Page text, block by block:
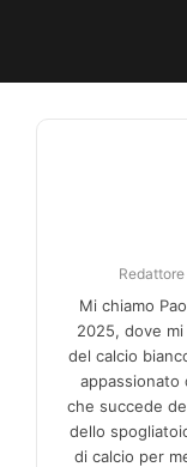
contenuto
Mi chiamo
2025, dove
del calcio
appassionato
che succede
dello
di calcio per